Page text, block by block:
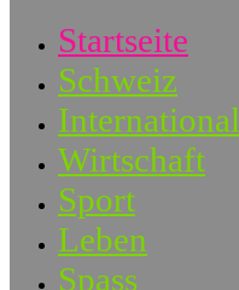
Startseite
Schweiz
International
Wirtschaft
Sport
Leben
Spass